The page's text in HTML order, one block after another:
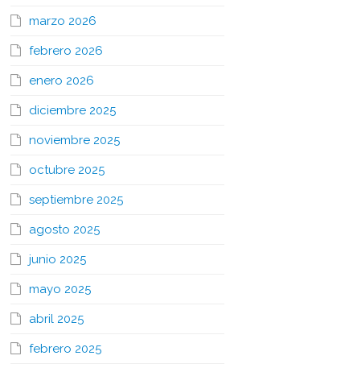
marzo 2026
febrero 2026
enero 2026
diciembre 2025
noviembre 2025
octubre 2025
septiembre 2025
agosto 2025
junio 2025
mayo 2025
abril 2025
febrero 2025